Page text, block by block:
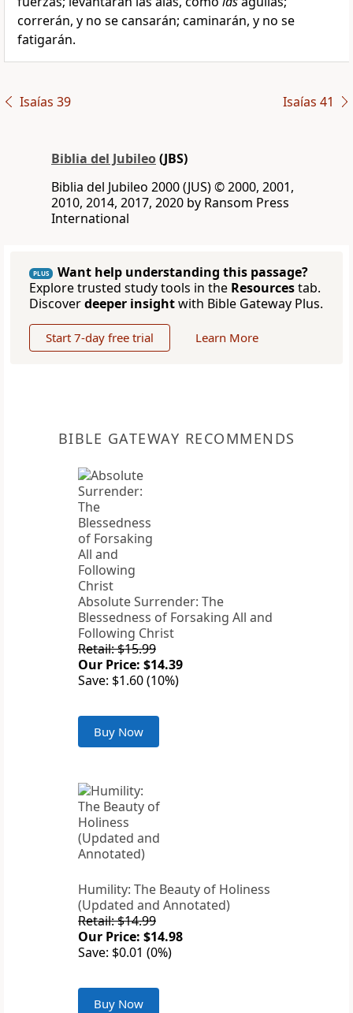
correrán, y no se cansarán; caminarán, y no se
fatigarán.
Isaías 39 Isaías 41
Biblia del Jubileo(JBS)
Biblia del Jubileo 2000 (JUS) © 2000, 2001,
2010, 2014, 2017, 2020 by Ransom Press
International
PLUS
Want help understanding this passage?
Explore trusted study tools in the Resourcestab.
Discoverdeeper insightwith Bible Gateway Plus.
Start 7-day free trial Learn More
BIBLE GATEWAY RECOMMENDS
Absolute Surrender: The
Blessedness of Forsaking All and
Following Christ
Retail: $15.99
Our Price: $14.39
Save: $1.60 (10%)
Buy Now
Humility: The Beauty of Holiness
(Updated and Annotated)
Retail: $14.99
Our Price: $14.98
Save: $0.01 (0%)
Buy Now